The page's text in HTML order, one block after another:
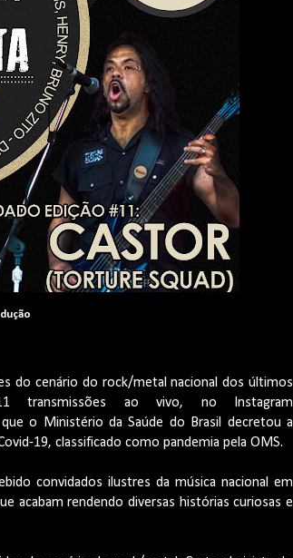
do cenário do rock/metal nacional dos últimos
transmissões ao vivo, no Instagram
o Ministério da Saúde do Brasil decretou a
19, classificado como pandemia pela OMS.
convidados ilustres da música nacional em
acabam rendendo diversas histórias curiosas e